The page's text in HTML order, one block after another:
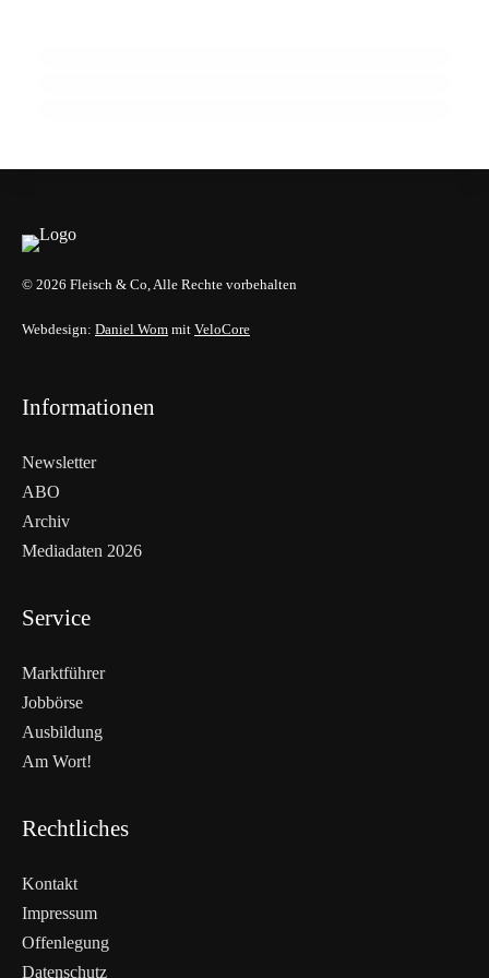
WEITERLESEN
© 2026 Fleisch & Co, Alle Rechte vorbehalten
Webdesign: Daniel Wom mit VeloCore
Informationen
Newsletter
ABO
Archiv
Mediadaten 2026
Service
Marktführer
Jobbörse
Ausbildung
Am Wort!
Rechtliches
Kontakt
Impressum
Offenlegung
Datenschutz